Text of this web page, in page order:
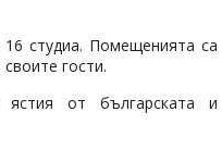
16 студиа. Помещенията са
гости.
от българската и